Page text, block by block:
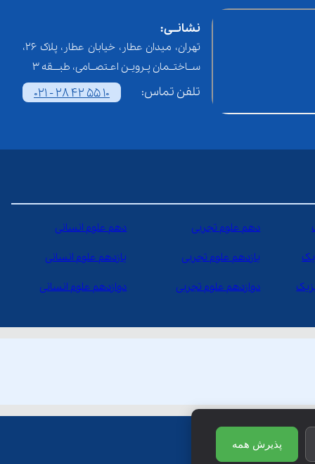
نشانــی:
تهران، میدان عطار، خیابان عطار، پلاک 26،
ســاختــمان پـرویـن اعـتصــامی، طبـــقه 3
تلفن تماس: 021 - 28 42 55 10
دهم علوم تجربی دهم علوم انسانی
یازدهم علوم تجربی یازدهم علوم انسانی
دوازدهم علوم تجربی دوازدهم علوم انسانی
است.
پذیرش همه